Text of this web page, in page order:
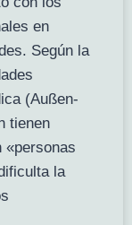
en
Según la
(Außen-
tienen
«personas
la